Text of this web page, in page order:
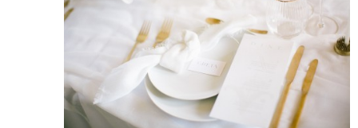
Loading zoom